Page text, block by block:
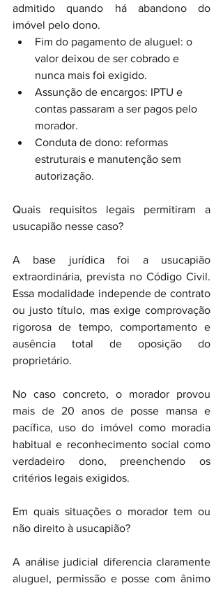
admitido quando há abandono do
imóvel pelo dono.
Fim do pagamento de aluguel: o
valor deixou de ser cobrado e
nunca mais foi exigido.
Assunção de encargos: IPTU e
contas passaram a ser pagos pelo
morador.
Conduta de dono: reformas
estruturais e manutenção sem
autorização.
Quais requisitos legais permitiram a
usucapião nesse caso?
A base jurídica foi a usucapião
extraordinária, prevista no Código Civil.
Essa modalidade independe de contrato
ou justo título, mas exige comprovação
rigorosa de tempo, comportamento e
ausência total de oposição do
proprietário.
No caso concreto, o morador provou
mais de 20 anos de posse mansa e
pacífica, uso do imóvel como moradia
habitual e reconhecimento social como
verdadeiro dono, preenchendo os
critérios legais exigidos.
Em quais situações o morador tem ou
não direito à usucapião?
A análise judicial diferencia claramente
aluguel, permissão e posse com ânimo